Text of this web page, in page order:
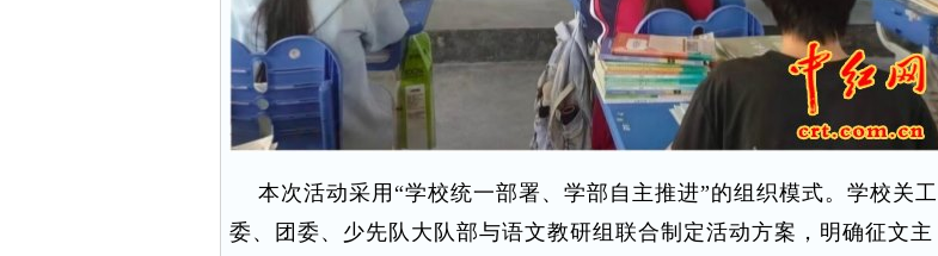
本次活动采用“学校统一部署、学部自主推进”的组织模式。学校关工
委、团委、少先队大队部与语文教研组联合制定活动方案，明确征文主